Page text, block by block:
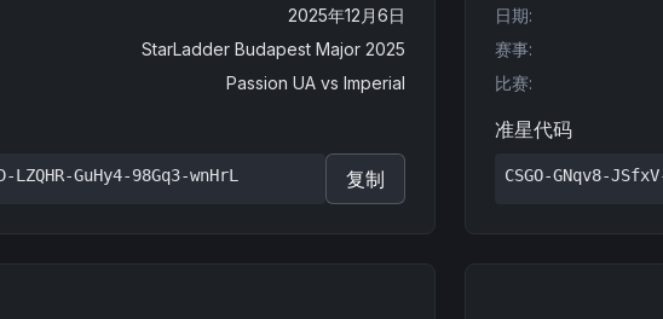
2025年12月6日
StarLadder Budapest Major 2025
Passion UA vs Imperial
LZQHR-GuHy4-98Gq3-wnHrL 复制
日期:
赛事:
比赛:
准星代码
CSGO-GNqv8-